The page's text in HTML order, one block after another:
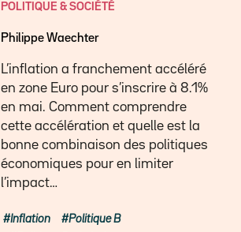
POLITIQUE & SOCIÉTÉ
Philippe Waechter
L’inflation a franchement accéléré
en zone Euro pour s’inscrire à 8.1%
en mai. Comment comprendre
cette accélération et quelle est la
bonne combinaison des politiques
économiques pour en limiter
l’impact…
Inflation
Politique B